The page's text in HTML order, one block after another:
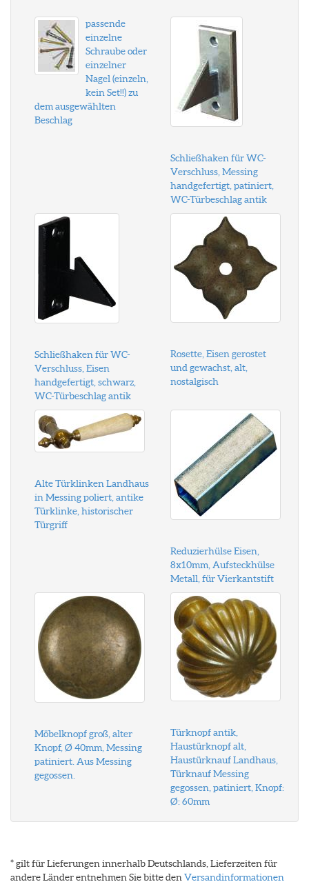
passende
einzelne
Schraube oder
einzelner
Nagel (einzeln,
kein Set!!) zu
dem ausgewählten
Beschlag
Schließhaken für WC-
Verschluss, Messing
handgefertigt, patiniert,
WC-Türbeschlag antik
Schließhaken für WC-
Verschluss, Eisen
handgefertigt, schwarz,
WC-Türbeschlag antik
Rosette, Eisen gerostet
und gewachst, alt,
nostalgisch
Alte Türklinken Landhaus
in Messing poliert, antike
Türklinke, historischer
Türgriff
Reduzierhülse Eisen,
8x10mm, Aufsteckhülse
Metall, für Vierkantstift
Möbelknopf groß, alter
Knopf, Ø 40mm, Messing
patiniert. Aus Messing
gegossen.
Türknopf antik,
Haustürknopf alt,
Haustürknauf Landhaus,
Türknauf Messing
gegossen, patiniert, Knopf:
Ø: 60mm
* gilt für Lieferungen innerhalb Deutschlands, Lieferzeiten für
andere Länder entnehmen Sie bitte den Versandinformationen